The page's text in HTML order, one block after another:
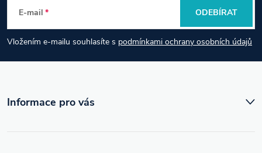
a
t
E-mail
Vložením e-mailu souhlasíte s podmínkami ochrany osobních údajů
ODEBÍRAT
Informace pro vás